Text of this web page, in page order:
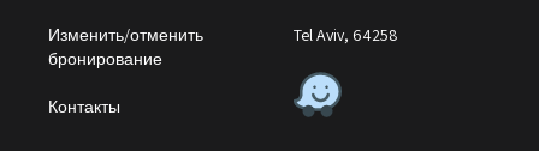
Изменить/отменить
бронирование
Контакты
Tel Aviv, 64258